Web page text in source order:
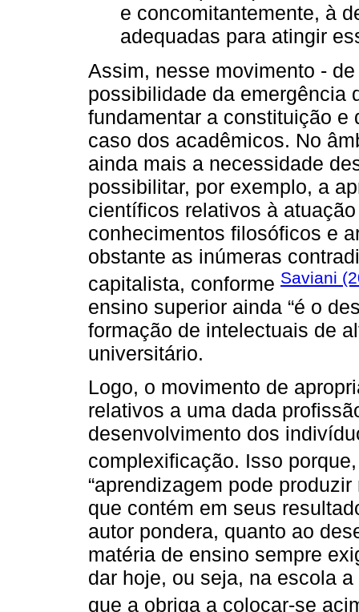
e concomitantemente, à
adequadas para atingir
Assim, nesse movimento -
possibilidade da emergência
fundamentar a constituição
caso dos acadêmicos. No
ainda mais a necessidade
possibilitar, por exemplo, a
científicos relativos à
conhecimentos filosóficos e
obstante as inúmeras
capitalista, conforme Saviani
ensino superior ainda “é o
formação de intelectuais de
universitário.
Logo, o movimento de
relativos a uma dada
desenvolvimento dos
complexificação. Isso
“aprendizagem pode
que contém em seus
autor pondera, quanto ao
matéria de ensino sempre
dar hoje, ou seja, na escola
que a obriga a colocar-se